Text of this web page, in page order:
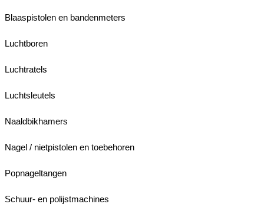
Blaaspistolen en bandenmeters
Luchtboren
Luchtratels
Luchtsleutels
Naaldbikhamers
Nagel / nietpistolen en toebehoren
Popnageltangen
Schuur- en polijstmachines